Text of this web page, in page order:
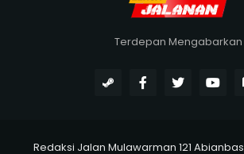
Terdepan Mengabarkan
Redaksi Jalan Mulawarman 121